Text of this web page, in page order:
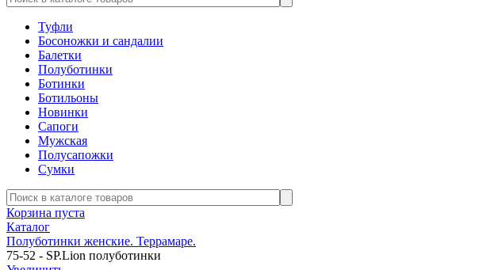
Туфли
Босоножки и сандалии
Балетки
Полуботинки
Ботинки
Ботильоны
Новинки
Сапоги
Мужская
Полусапожки
Сумки
Корзина пуста
Каталог
Полуботинки женские. Террамаре.
75-52 - SP.Lion полуботинки